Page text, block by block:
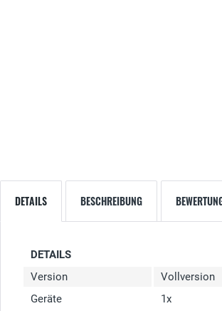
DETAILS BESCHREIBUNG
DETAILS
Version
Vollversion
Geräte
1x